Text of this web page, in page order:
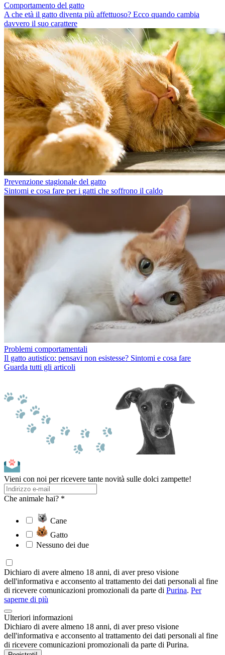
Comportamento del gatto
A che età il gatto diventa più affettuoso? Ecco quando cambia
davvero il suo carattere
Prevenzione stagionale del gatto
Sintomi e cosa fare per i gatti che soffrono il caldo
Problemi comportamentali
Il gatto autistico: pensavi non esistesse? Sintomi e cosa fare
Guarda tutti gli articoli
Vieni con noi per ricevere tante novità sulle dolci zampette!
Che animale hai? *
Cane
Gatto
Nessuno dei due
Dichiaro di avere almeno 18 anni, di aver preso visione
dell'informativa e acconsento al trattamento dei dati personali al fine
di ricevere comunicazioni promozionali da parte di Purina. Per
saperne di più
Ulteriori informazioni
Dichiaro di avere almeno 18 anni, di aver preso visione
dell'informativa e acconsento al trattamento dei dati personali al fine
di ricevere comunicazioni promozionali da parte di Purina.